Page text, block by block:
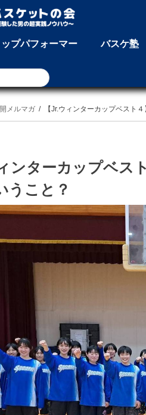
ップパフォーマー バスケ塾
メルマガ 【Jr.ウィンターカップベスト
ンターカップベス
うこと？